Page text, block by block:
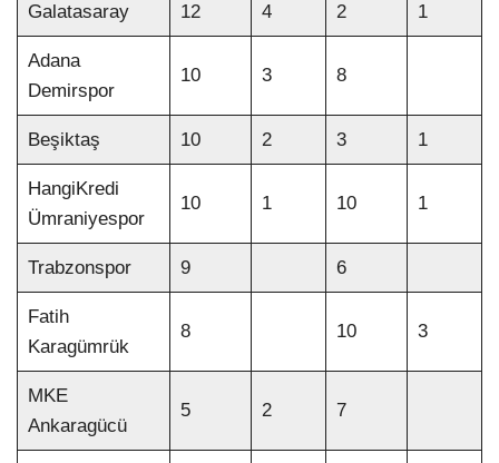
Galatasaray 12 4 2 1
Adana
Demirspor
10 3 8
Beşiktaş 10 2 3 1
HangiKredi
Ümraniyespor
10 1 10 1
Trabzonspor 9 6
Fatih
Karagümrük
8 10 3
MKE
Ankaragücü
5 2 7